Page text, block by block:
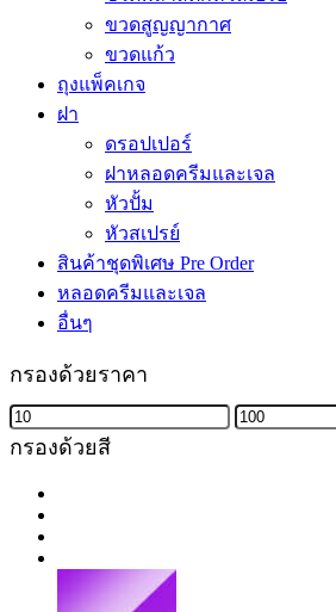
ขวดสูญญากาศ
ขวดแก้ว
ถุงแพ็คเกจ
ฝา
ดรอปเปอร์
ฝาหลอดครีมและเจล
หัวปั้ม
หัวสเปรย์
สินค้าชุดพิเศษ Pre Order
หลอดครีมและเจล
อื่นๆ
กรองด้วยราคา
Min
price
Max
price
กรองด้วยสี
น้ำตาล/
ชา
ฟ้า